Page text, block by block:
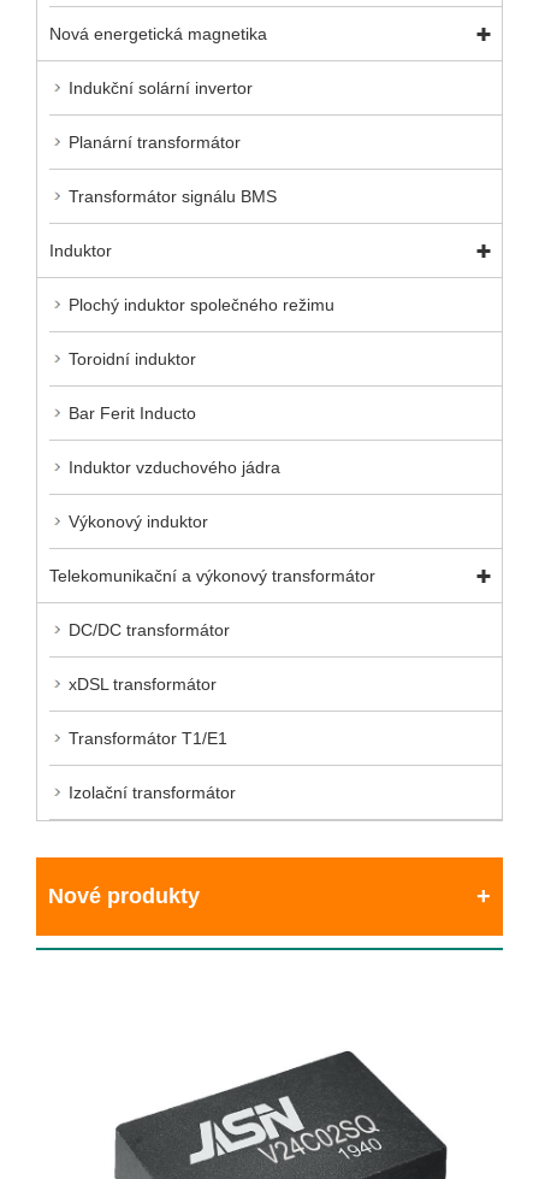
Nová energetická magnetika
Indukční solární invertor
Planární transformátor
Transformátor signálu BMS
Induktor
Plochý induktor společného režimu
Toroidní induktor
Bar Ferit Inducto
Induktor vzduchového jádra
Výkonový induktor
Telekomunikační a výkonový transformátor
DC/DC transformátor
xDSL transformátor
Transformátor T1/E1
Izolační transformátor
Nové produkty